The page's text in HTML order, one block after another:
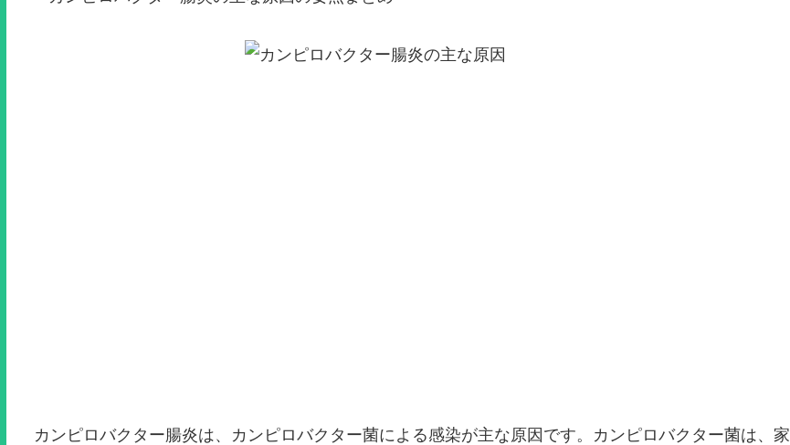
カンピロバクター腸炎は、カンピロバクター菌による感染が主な原因です。カンピロバクター菌は、家